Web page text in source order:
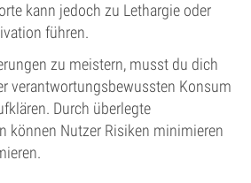
kann jedoch zu Lethargie oder
führen.
zu meistern, musst du dich
verantwortungsbewussten Konsum
Durch überlegte
können Nutzer Risiken minimieren